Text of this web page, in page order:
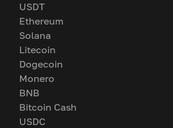
USDT
Ethereum
Solana
Litecoin
Dogecoin
Monero
BNB
Bitcoin Cash
USDC